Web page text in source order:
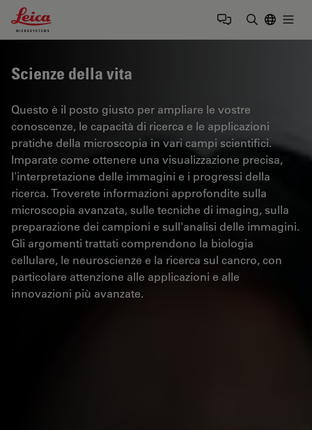
Leica Microsystems Logo
Scienze della vita
Questo è il posto giusto per ampliare le vostre
conoscenze, le capacità di ricerca e le applicazioni
pratiche della microscopia in vari campi scientifici.
Imparate come ottenere una visualizzazione precisa,
l'interpretazione delle immagini e i progressi della
ricerca. Troverete informazioni approfondite sulla
microscopia avanzata, sulle tecniche di imaging, sulla
preparazione dei campioni e sull'analisi delle immagini.
Gli argomenti trattati comprendono la biologia
cellulare, le neuroscienze e la ricerca sul cancro, con
particolare attenzione alle applicazioni e alle
innovazioni più avanzate.